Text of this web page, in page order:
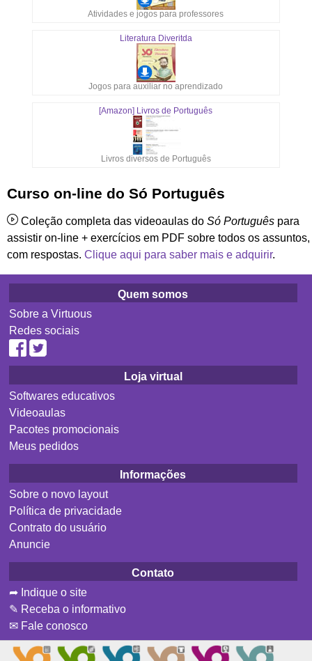
Atividades e jogos para professores
Literatura Diveritda
Jogos para auxiliar no aprendizado
[Amazon] Livros de Português
Livros diversos de Português
Curso on-line do Só Português
Coleção completa das videoaulas do Só Português para
assistir on-line + exercícios em PDF sobre todos os assuntos,
com respostas. Clique aqui para saber mais e adquirir.
Quem somos
Sobre a Virtuous
Redes sociais
Loja virtual
Softwares educativos
Videoaulas
Pacotes promocionais
Meus pedidos
Informações
Sobre o novo layout
Política de privacidade
Contrato do usuário
Anuncie
Contato
➦ Indique o site
✎ Receba o informativo
✉ Fale conosco